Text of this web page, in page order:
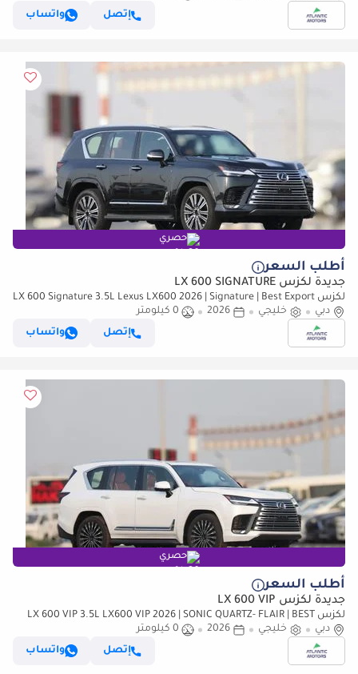
إتصل
واتساب
حصري
أطلب السعر
جديدة لكزس LX 600 SIGNATURE
لكزس LX 600 Signature 3.5L Lexus LX600 2026 | Signature | Best Export
Priceدبي خليجي 2026
0 كيلومتر
إتصل
واتساب
حصري
أطلب السعر
جديدة لكزس LX 600 VIP
لكزس LX 600 VIP 3.5L LX600 VIP 2026 | SONIC QUARTZ- FLAIR | BEST
EXPORT PRICE (للتصدير فقط)
دبي خليجي 2026
0 كيلومتر
إتصل
واتساب